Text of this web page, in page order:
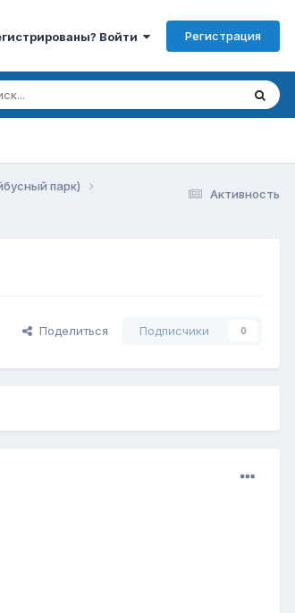
Войти Регистрация
Активность
парк)
Поделиться Подписчики 0